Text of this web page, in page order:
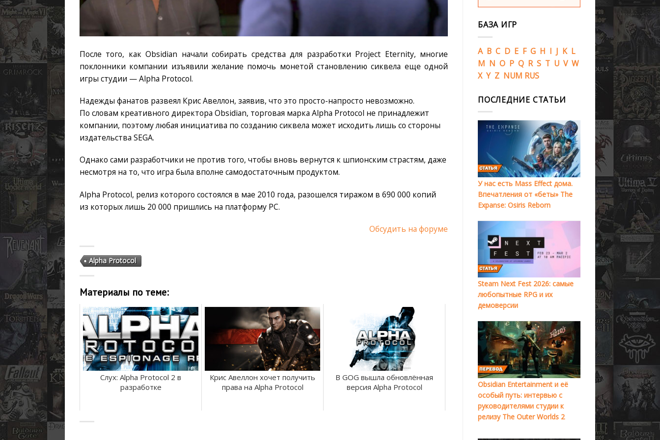
После того, как Obsidian начали собирать средства для разработки Project Eternity, многие
поклонники компании изъявили желание помочь монетой становлению сиквела еще одной
игры студии — Alpha Protocol.
Надежды фанатов развеял Крис Авеллон, заявив, что это просто-напросто невозможно.
По словам креативного директора Obsidian, торговая марка Alpha Protocol не принадлежит
компании, поэтому любая инициатива по созданию сиквела может исходить лишь со стороны
издательства SEGA.
Однако сами разработчики не против того, чтобы вновь вернутся к шпионским страстям, даже
несмотря на то, что игра была вполне самодостаточным продуктом.
Alpha Protocol, релиз которого состоялся в мае 2010 года, разошелся тиражом в 690 000 копий
из которых лишь 20 000 пришлись на платформу PC.
Обсудить на форуме
Alpha Protocol
Материалы по теме:
Слух: Alpha Protocol 2 в
разработке
Крис Авеллон хочет получить
права на Alpha Protocol
В GOG вышла обновлённая
версия Alpha Protocol
БАЗА ИГР
A B C D E F G H I J K L
M N O P Q R S T U V W
X Y Z NUM RUS
ПОСЛЕДНИЕ СТАТЬИ
У нас есть Mass Effect дома.
Впечатления от «беты» The
Expanse: Osiris Reborn
Steam Next Fest 2026: самые
любопытные RPG и их
демоверсии
Obsidian Entertainment и её
особый путь: интервью с
руководителями студии к
релизу The Outer Worlds 2